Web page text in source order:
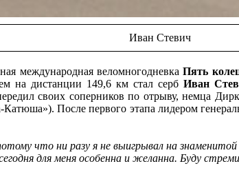
Иван Стевич
международная веломногодневкаПять
на дистанции 149,6 км стал сербИван
своих соперников по отрыву, немца
После первого этапа лидером
что ни разу я не выигрывал на
сегодня для меня особенна и желанна. Буду